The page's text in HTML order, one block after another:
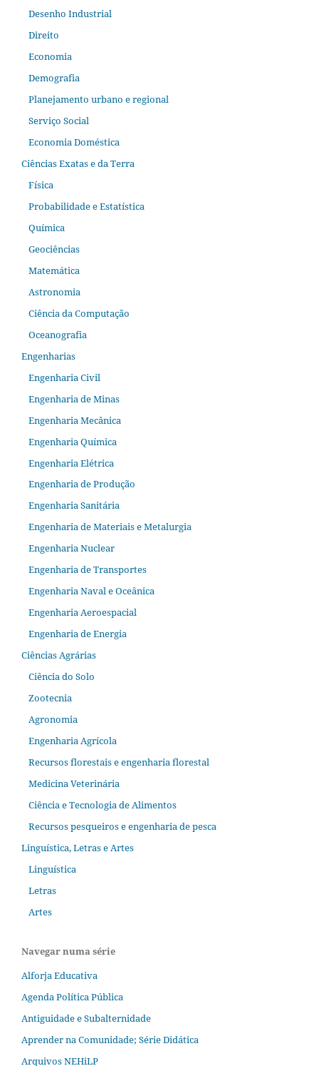
Desenho Industrial
Direito
Economia
Demografia
Planejamento urbano e regional
Serviço Social
Economia Doméstica
Ciências Exatas e da Terra
Física
Probabilidade e Estatística
Química
Geociências
Matemática
Astronomia
Ciência da Computação
Oceanografia
Engenharias
Engenharia Civil
Engenharia de Minas
Engenharia Mecânica
Engenharia Química
Engenharia Elétrica
Engenharia de Produção
Engenharia Sanitária
Engenharia de Materiais e Metalurgia
Engenharia Nuclear
Engenharia de Transportes
Engenharia Naval e Oceânica
Engenharia Aeroespacial
Engenharia de Energia
Ciências Agrárias
Ciência do Solo
Zootecnia
Agronomia
Engenharia Agrícola
Recursos florestais e engenharia florestal
Medicina Veterinária
Ciência e Tecnologia de Alimentos
Recursos pesqueiros e engenharia de pesca
Linguística, Letras e Artes
Linguística
Letras
Artes
Navegar numa série
Alforja Educativa
Agenda Política Pública
Antiguidade e Subalternidade
Aprender na Comunidade; Série Didática
Arquivos NEHiLP